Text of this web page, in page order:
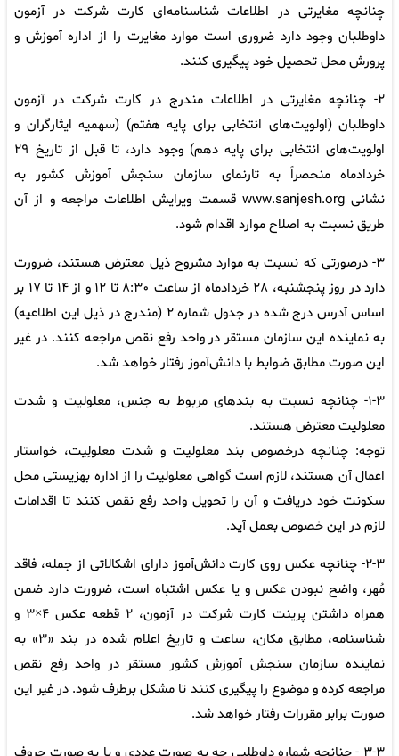
چنانچه مغایرتی در اطلاعات شناسنامه‌ای کارت شرکت در آزمون
داوطلبان وجود دارد ضروری است موارد مغایرت را از اداره آموزش و
پرورش محل تحصیل خود پیگیری کنند.
۲- چنانچه مغایرتی در اطلاعات مندرج در کارت شرکت در آزمون
داوطلبان (اولویت‌های انتخابی برای پایه هفتم) (سهمیه ایثارگران و
اولویت‌های انتخابی برای پایه دهم) وجود دارد، تا قبل از تاریخ ۲۹
خردادماه منحصراً به تارنمای سازمان سنجش آموزش کشور به
نشانیwww.sanjesh.org قسمت ویرایش اطلاعات مراجعه و از آن
طریق نسبت به اصلاح موارد اقدام شود.
۳- درصورتی که نسبت به موارد مشروح ذیل معترض هستند، ضرورت
دارد در روز پنجشنبه، ۲۸ خردادماه از ساعت ۸:۳۰ تا ۱۲ و از ۱۴ تا ۱۷ بر
اساس آدرس درج شده در جدول شماره ۲ (مندرج در ذیل این اطلاعیه)
به نماینده این سازمان مستقر در واحد رفع نقص مراجعه کنند. در غیر
این صورت مطابق ضوابط با دانش‌آموز رفتار خواهد شد.
۱-۳- چنانچه نسبت به بندهای مربوط به جنس، معلولیت و شدت
معلولیت معترض هستند.
توجه: چنانچه درخصوص بند معلولیت و شدت معلولِیت، خواستار
اعمال آن هستند، لازم است گواهی معلولیت را از اداره بهزیستی محل
سکونت خود دریافت و آن را تحویل واحد رفع نقص کنند تا اقدامات
لازم در این خصوص بعمل آید.
۲-۳- چنانچه عکس روی کارت دانش‌آموز دارای اشکالاتی از جمله، فاقد
مُهر، واضح نبودن عکس و یا عکس اشتباه است، ضرورت دارد ضمن
همراه داشتن پرینت کارت شرکت در آزمون، ۲ قطعه عکس ۴×۳ و
شناسنامه، مطابق مکان، ساعت و تاریخ اعلام شده در بند «۳» به
نماینده سازمان سنجش آموزش کشور مستقر در واحد رفع نقص
مراجعه کرده و موضوع را پیگیری کنند تا مشکل برطرف شود. در غیر این
صورت برابر مقررات رفتار خواهد شد.